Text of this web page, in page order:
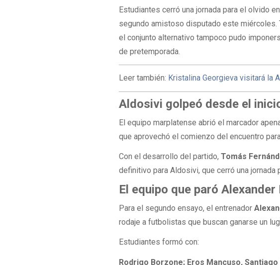
Estudiantes cerró una jornada para el olvido
segundo amistoso disputado este miércoles.
el conjunto alternativo tampoco pudo
de pretemporada.
Leer también: Kristalina Georgieva visitará la
Aldosivi golpeó desde el
El equipo marplatense abrió el marcador
que aprovechó el comienzo del encuentro
Con el desarrollo del partido,Tomás
definitivo para Aldosivi, que cerró una jornada
El equipo que paró Alexander
Para el segundo ensayo, el entrenador
rodaje a futbolistas que buscan ganarse un
Estudiantes formó con:
Rodrigo Borzone; Eros Mancuso,